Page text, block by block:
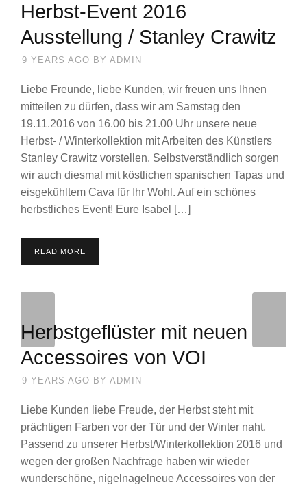
Herbst-Event 2016
Ausstellung / Stanley Crawitz
9 YEARS AGO BY ADMIN
Liebe Freunde, liebe Kunden, wir freuen uns Ihnen
mitteilen zu dürfen, dass wir am Samstag den
19.11.2016 von 16.00 bis 21.00 Uhr unsere neue
Herbst- / Winterkollektion mit Arbeiten des Künstlers
Stanley Crawitz vorstellen. Selbstverständlich sorgen
wir auch diesmal mit köstlichen spanischen Tapas und
eisgekühltem Cava für Ihr Wohl. Auf ein schönes
herbstliches Event! Eure Isabel […]
READ MORE
Herbstgeflüster mit neuen
Accessoires von VOI
9 YEARS AGO BY ADMIN
Liebe Kunden liebe Freude, der Herbst steht mit
prächtigen Farben vor der Tür und der Winter naht.
Passend zu unserer Herbst/Winterkollektion 2016 und
wegen der großen Nachfrage haben wir wieder
wunderschöne, nigelnagelneue Accessoires von der